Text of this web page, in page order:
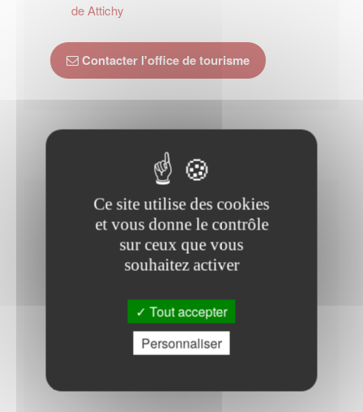
de Attichy
Contacter l'office de tourisme
Horaires Mairie
Lundi : - 09h00 à 12h00 - 13h30 à 18h00
Mardi : - 09h00 à 12h00
Mercredi : - 09h00 à 12h00 - 13h30 à 18h00
Vendredi : - 09h00 à 12h00 - 13h30 à 18h00
Ce site utilise des cookies
et vous donne le contrôle
sur ceux que vous
souhaitez activer
Tout accepter
Personnaliser